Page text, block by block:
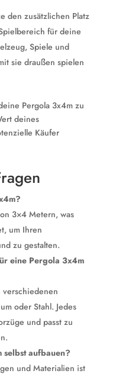
den zusätzlichen Platz
für deine
Spiele und
sie draußen spielen
Pergola 3x4m zu
deines
Käufer
3×4 Metern, was
um Ihren
zu gestalten.
eine Pergola 3x4m
oder Stahl. Jedes
und passt zu
selbst aufbauen?
und Materialien ist